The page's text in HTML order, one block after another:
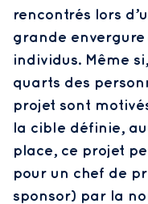
rencontrés lors
grande envergure
individus. Même
quarts des
projet sont
la cible définie,
place, ce projet
pour un chef de
sponsor) par la